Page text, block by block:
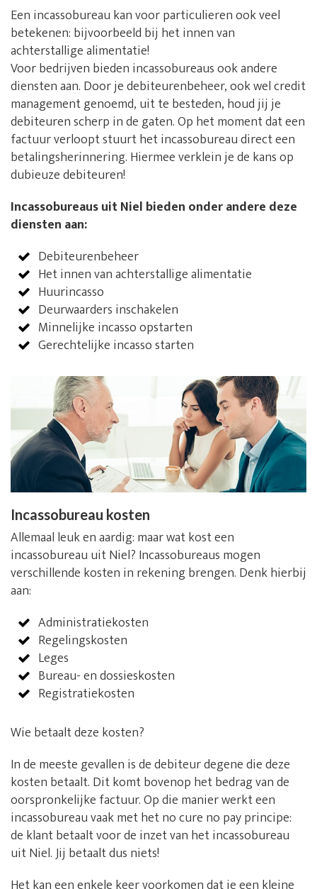
Een incassobureau kan voor particulieren ook veel
betekenen: bijvoorbeeld bij het innen van
achterstallige alimentatie!
Voor bedrijven bieden incassobureaus ook andere
diensten aan. Door je debiteurenbeheer, ook wel credit
management genoemd, uit te besteden, houd jij je
debiteuren scherp in de gaten. Op het moment dat een
factuur verloopt stuurt het incassobureau direct een
betalingsherinnering. Hiermee verklein je de kans op
dubieuze debiteuren!
Incassobureaus uit Niel bieden onder andere deze
diensten aan:
Debiteurenbeheer
Het innen van achterstallige alimentatie
Huurincasso
Deurwaarders inschakelen
Minnelijke incasso opstarten
Gerechtelijke incasso starten
Incassobureau kosten
Allemaal leuk en aardig: maar wat kost een
incassobureau uit Niel? Incassobureaus mogen
verschillende kosten in rekening brengen. Denk hierbij
aan:
Administratiekosten
Regelingskosten
Leges
Bureau- en dossieskosten
Registratiekosten
Wie betaalt deze kosten?
In de meeste gevallen is de debiteur degene die deze
kosten betaalt. Dit komt bovenop het bedrag van de
oorspronkelijke factuur. Op die manier werkt een
incassobureau vaak met het no cure no pay principe:
de klant betaalt voor de inzet van het incassobureau
uit Niel. Jij betaalt dus niets!